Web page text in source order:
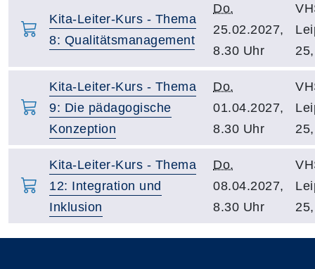
Kita-Leiter-Kurs - Thema
8: Qualitätsmanagement
Do.
25.02.2027,
8.30 Uhr
Kita-Leiter-Kurs - Thema
9: Die pädagogische
Konzeption
Do.
01.04.2027,
8.30 Uhr
Kita-Leiter-Kurs - Thema
12: Integration und
Inklusion
Do.
08.04.2027,
8.30 Uhr